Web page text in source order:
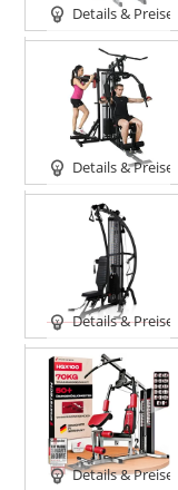
Details & Preise
Details & Preise
Details & Preise
Details & Preise